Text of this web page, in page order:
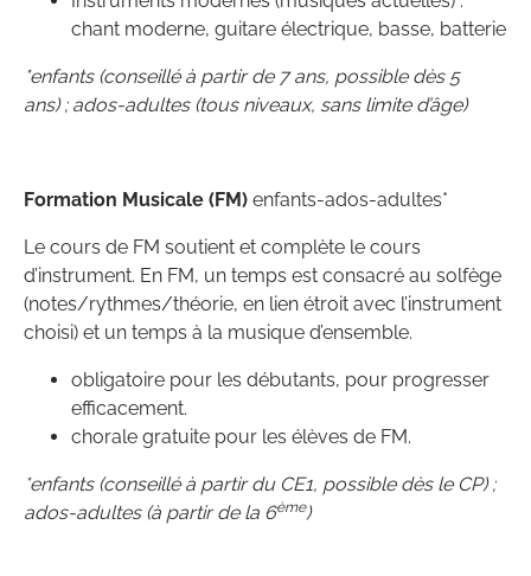
chant moderne, guitare électrique, basse, batterie
*enfants (conseillé à partir de 7 ans, possible dès 5
ans) ; ados-adultes (tous niveaux, sans limite d’âge)
Formation Musicale (FM) enfants-ados-adultes*
Le cours de FM soutient et complète le cours
d’instrument. En FM, un temps est consacré au solfège
(notes/rythmes/théorie, en lien étroit avec l’instrument
choisi) et un temps à la musique d’ensemble.
obligatoire pour les débutants, pour progresser
efficacement.
chorale gratuite pour les élèves de FM.
*enfants (conseillé à partir du CE1, possible dès le CP) ;
ados-adultes (à partir de la 6ème)